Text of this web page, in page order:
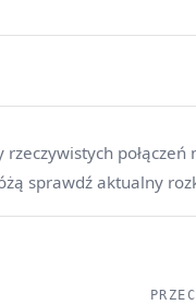
rzeczywistych
sprawdź aktualny